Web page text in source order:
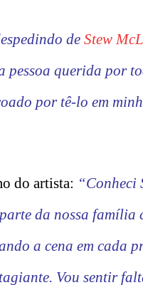
de Stew
querida por
por tê-lo em
do artista: “Conheci
da nossa
a cena em cada
Vou sentir